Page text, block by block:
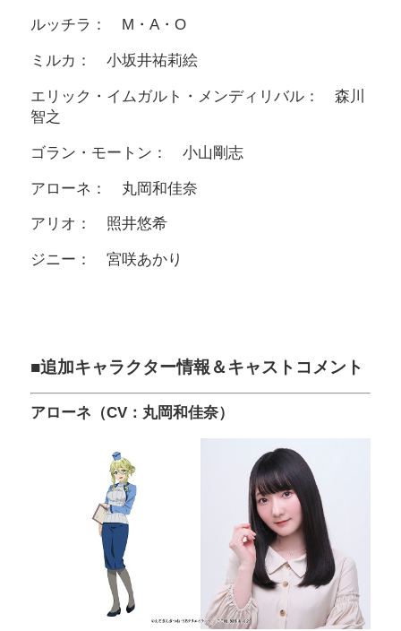
ルッチラ： M・A・O
ミルカ： 小坂井祐莉絵
エリック・イムガルト・メンディリバル： 森川
智之
ゴラン・モートン： 小山剛志
アローネ： 丸岡和佳奈
アリオ： 照井悠希
ジニー： 宮咲あかり
■追加キャラクター情報＆キャストコメント
アローネ（CV：丸岡和佳奈）